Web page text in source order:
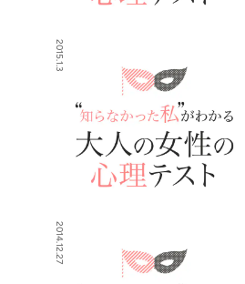
2015.1.3
2014.12.27